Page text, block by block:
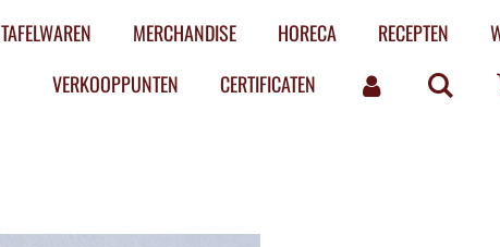
TAFELWAREN MERCHANDISE HORECA RECEPTEN
VERKOOPPUNTEN
CERTIFICATEN